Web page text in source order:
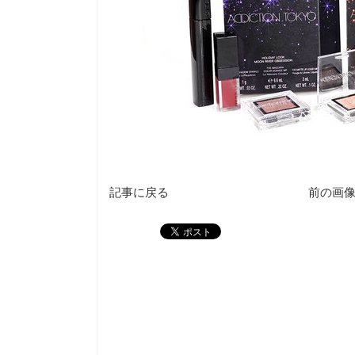
記事に戻る 前の画